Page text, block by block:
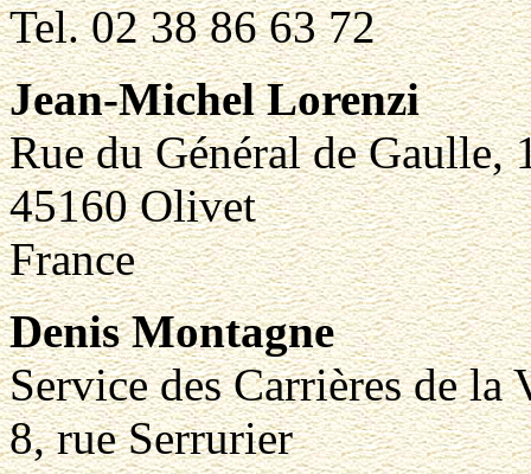
Tel. 02 38 86 63 72
Jean-Michel Lorenzi
Rue du Général de Gaulle,
45160 Olivet
France
Denis Montagne
Service des Carrières de la
8, rue Serrurier